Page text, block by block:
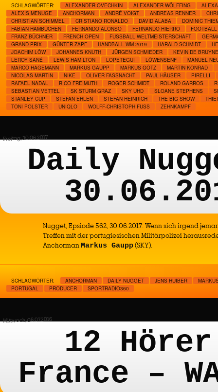
SCHLAGWÖRTER: ALEXANDER OVECHKIN ALEXANDER WÖLFFING
ALEXIS MENUGE
ANCHORMAN ANDRÉ VOIGT ANDREAS RENNER
CHRISTIAN SCHIMMEL
CRISTIANO RONALDO DAVID ALABA
DOMINIC
FABIAN HAMBÜCHEN
FERNANDO ALONSO FERNANDO HIERRO
FOOTBALL
FRANZ BÜCHNER
FRENCH OPEN FUSSBALL WELTMEISTERSCHAFT
GRAND PRIX
GÜNTER ZAPF HANDBALL WM 2019 HARALD SCHMIDT
JOACHIM LÖW
JOHANNES KNUTH JÜRGEN SCHMIEDER
KEVIN DE BRUYNE
LEROY SANÉ
LEWIS HAMILTON LOPETEGUI LÖWENSENF
MANUEL
MARCO HAGEMANN
MARKUS GAUPP MARKUS GÖTZ
MARTIN KONRAD
NICOLAS MARTIN
NIKE OLIVER FASSNACHT PAUL HÄUSER
PIRELLI
RAFAEL NADAL
RICO FREIMUTH ROGER SCHMIDT ROLAND GARROS
SEBASTIAN VETTEL
SK STURM GRAZ SKY UHD SLOANE STEPHENS
STANLEY CUP
STEFAN EHLEN STEFAN HEINRICH THE BIG SHOW
TONI POLSTER
UNIQLO WOLFF-CHRISTOPH FUSS ZEHNKAMPF
Freitag, 30.06.2017
Daily
Nugget, Epsiode 562, 30.06.2017: Wenn sich irgend
Treffen mit der portugiesischen Militärpolizei
AnchormanMarkus Gaupp(SKY).
SCHLAGWÖRTER: ANCHORMAN DAILY NUGGET JENS HUIBER
PORTUGAL
PRODUCER SPORTRADIO360
Mittwoch, 06.07.2016
12
France –